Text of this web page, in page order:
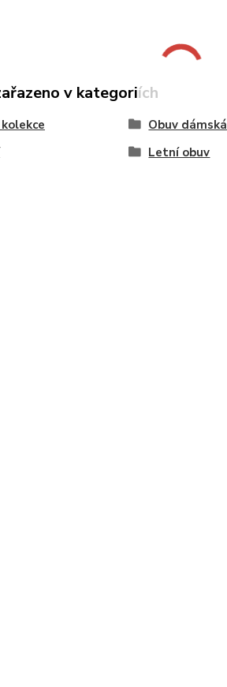
v kategoriích
Obuv dámská
Letní obuv